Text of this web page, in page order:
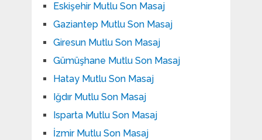
Eskişehir Mutlu Son Masaj
Gaziantep Mutlu Son Masaj
Giresun Mutlu Son Masaj
Gümüşhane Mutlu Son Masaj
Hatay Mutlu Son Masaj
Iğdır Mutlu Son Masaj
Isparta Mutlu Son Masaj
İzmir Mutlu Son Masaj